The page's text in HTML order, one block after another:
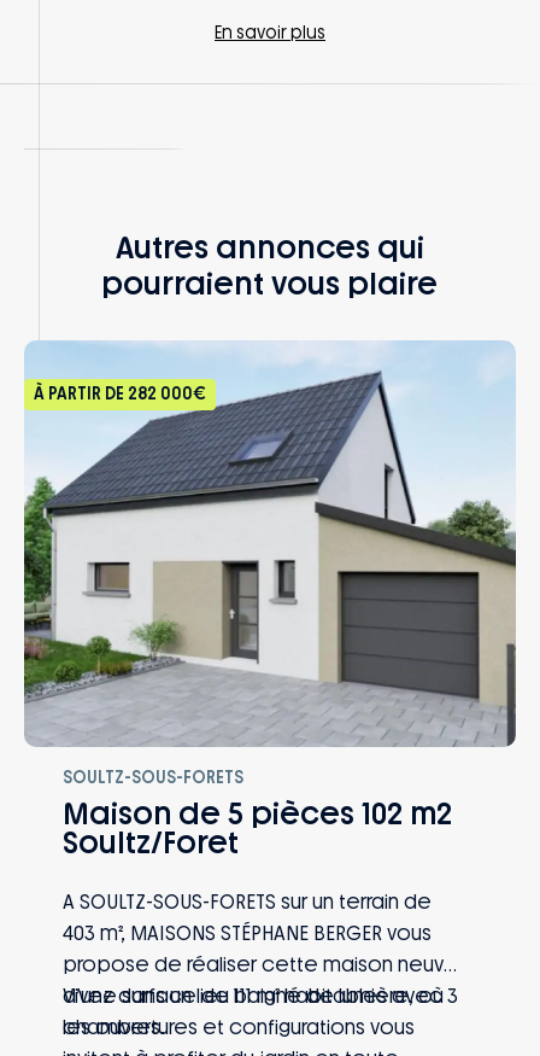
En savoir plus
Autres annonces qui
pourraient vous plaire
À PARTIR DE 282 000€
SOULTZ-SOUS-FORETS
Maison de 5 pièces 102 m2
Soultz/Foret
A SOULTZ-SOUS-FORETS sur un terrain de
403 m², MAISONS STÉPHANE BERGER vous
propose de réaliser cette maison neuve
d’une surface de 111 m² habitables avec 3
chambres.
Vivez dans un lieu baigné de lumière, où
les ouvertures et configurations vous